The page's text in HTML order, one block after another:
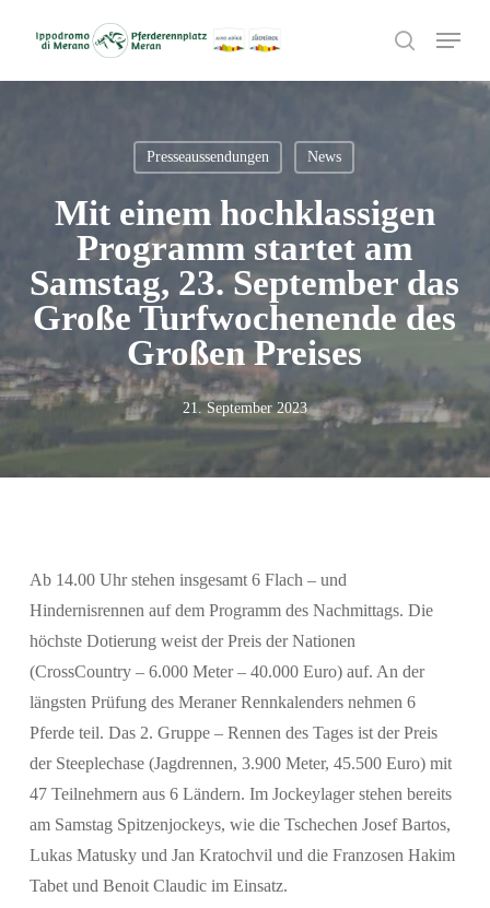
search
Menu
Suchen
Presseaussendungen News
Mit einem hochklassigen
Programm startet am
Samstag, 23. September das
Große Turfwochenende des
Großen Preises
21. September 2023
Ab 14.00 Uhr stehen insgesamt 6 Flach – und
Hindernisrennen auf dem Programm des Nachmittags. Die
höchste Dotierung weist der Preis der Nationen
(CrossCountry – 6.000 Meter – 40.000 Euro) auf. An der
längsten Prüfung des Meraner Rennkalenders nehmen 6
Pferde teil. Das 2. Gruppe – Rennen des Tages ist der Preis
der Steeplechase (Jagdrennen, 3.900 Meter, 45.500 Euro) mit
47 Teilnehmern aus 6 Ländern. Im Jockeylager stehen bereits
am Samstag Spitzenjockeys, wie die Tschechen Josef Bartos,
Lukas Matusky und Jan Kratochvil und die Franzosen Hakim
Tabet und Benoit Claudic im Einsatz.